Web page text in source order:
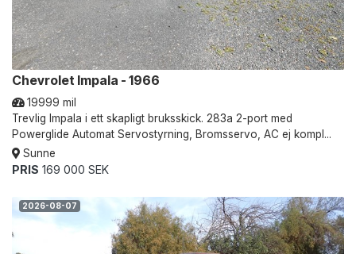
Chevrolet Impala - 1966
19999 mil
Trevlig Impala i ett skapligt bruksskick. 283a 2-port med
Powerglide Automat Servostyrning, Bromsservo, AC ej kompl...
Sunne
PRIS 169 000 SEK
2026-08-07